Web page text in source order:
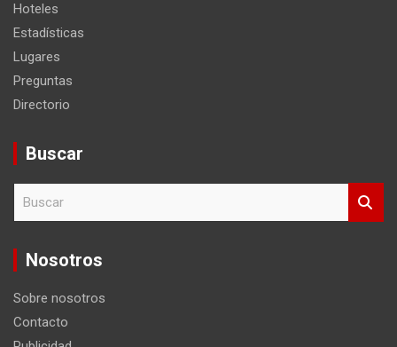
Hoteles
Estadísticas
Lugares
Preguntas
Directorio
Buscar
c
Nosotros
Sobre nosotros
Contacto